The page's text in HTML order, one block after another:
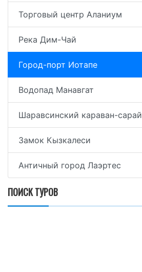
Торговый центр Аланиум
Река Дим-Чай
Город-порт Иотапе
Водопад Манавгат
Шаравсинский караван-сарай
Замок Кызкалеси
Античный город Лаэртес
ПОИСК ТУРОВ